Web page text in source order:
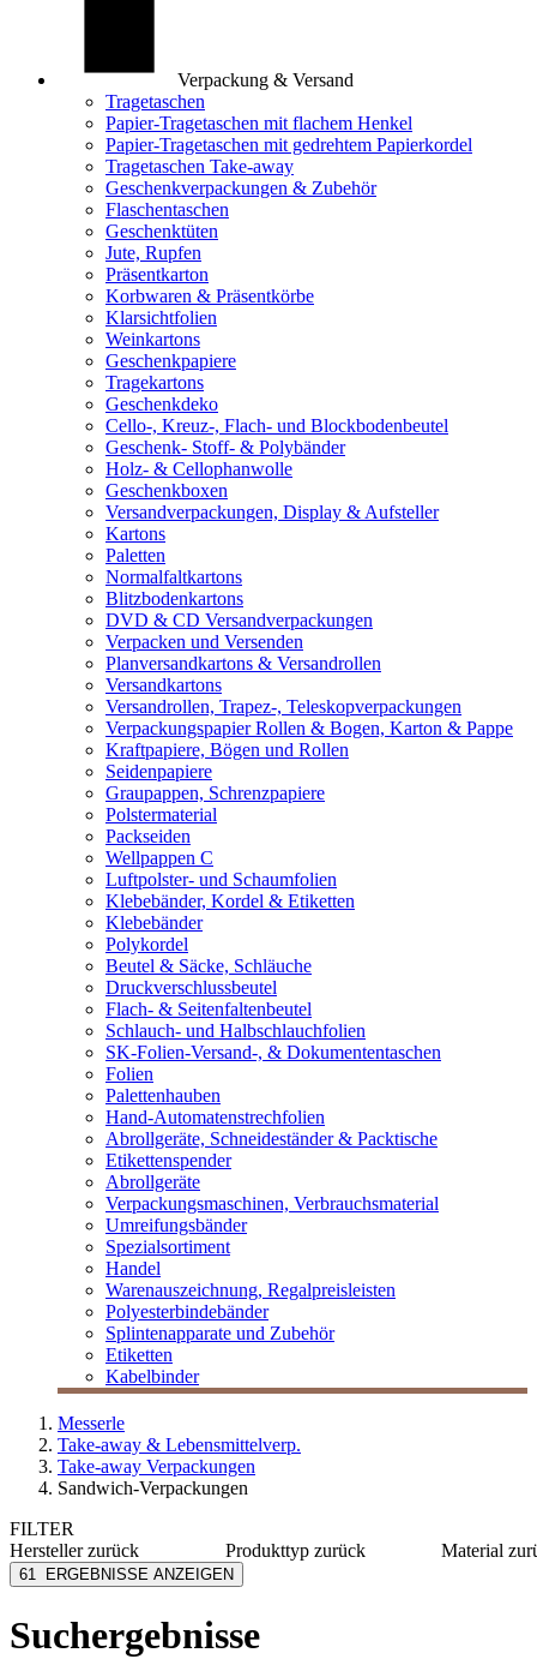
Verpackung & Versand
Tragetaschen
Papier-Tragetaschen mit flachem Henkel
Papier-Tragetaschen mit gedrehtem Papierkordel
Tragetaschen Take-away
Geschenkverpackungen & Zubehör
Flaschentaschen
Geschenktüten
Jute, Rupfen
Präsentkarton
Korbwaren & Präsentkörbe
Klarsichtfolien
Weinkartons
Geschenkpapiere
Tragekartons
Geschenkdeko
Cello-, Kreuz-, Flach- und Blockbodenbeutel
Geschenk- Stoff- & Polybänder
Holz- & Cellophanwolle
Geschenkboxen
Versandverpackungen, Display & Aufsteller
Kartons
Paletten
Normalfaltkartons
Blitzbodenkartons
DVD & CD Versandverpackungen
Verpacken und Versenden
Planversandkartons & Versandrollen
Versandkartons
Versandrollen, Trapez-, Teleskopverpackungen
Verpackungspapier Rollen & Bogen, Karton & Pappe
Kraftpapiere, Bögen und Rollen
Seidenpapiere
Graupappen, Schrenzpapiere
Polstermaterial
Packseiden
Wellpappen C
Luftpolster- und Schaumfolien
Klebebänder, Kordel & Etiketten
Klebebänder
Polykordel
Beutel & Säcke, Schläuche
Druckverschlussbeutel
Flach- & Seitenfaltenbeutel
Schlauch- und Halbschlauchfolien
SK-Folien-Versand-, & Dokumententaschen
Folien
Palettenhauben
Hand-Automatenstrechfolien
Abrollgeräte, Schneideständer & Packtische
Etikettenspender
Abrollgeräte
Verpackungsmaschinen, Verbrauchsmaterial
Umreifungsbänder
Spezialsortiment
Handel
Warenauszeichnung, Regalpreisleisten
Polyesterbindebänder
Splintenapparate und Zubehör
Etiketten
Kabelbinder
Messerle
Take-away & Lebensmittelverp.
Take-away Verpackungen
Sandwich-Verpackungen
FILTER
Herstellerzurück
Colpac
Eller FoodPackaging
LOGISCH ÖKO
Produkttyp zurück
Material
61 ERGEBNISSE ANZEIGEN
Suchergebnisse